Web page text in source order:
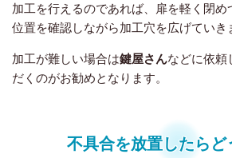
加工を行えるのであれば、扉を軽く閉
位置を確認しながら加工穴を広げていき
加工が難しい場合は鍵屋さんなどに依頼
だくのがお勧めとなります。
不具合を放置したらど